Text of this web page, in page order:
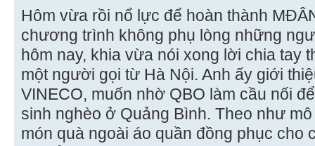
Hôm vừa rồi nổ lực để hoàn thành
chương trình không phụ lòng những
hôm nay, khia vừa nói xong lời chia tay
một người gọi từ Hà Nội. Anh ấy giới
VINECO, muốn nhờ QBO làm cầu nối
sinh nghèo ở Quảng Bình. Theo như
món quà ngoài áo quần đồng phục cho